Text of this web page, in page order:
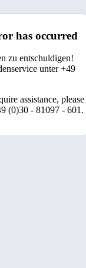
has occurred
zu entschuldigen!
unter +49
assistance, please
(0)30 - 81097 - 601.